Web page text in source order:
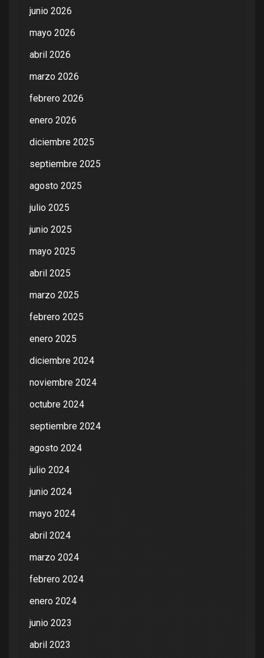
junio 2026
mayo 2026
abril 2026
marzo 2026
febrero 2026
enero 2026
diciembre 2025
septiembre 2025
agosto 2025
julio 2025
junio 2025
mayo 2025
abril 2025
marzo 2025
febrero 2025
enero 2025
diciembre 2024
noviembre 2024
octubre 2024
septiembre 2024
agosto 2024
julio 2024
junio 2024
mayo 2024
abril 2024
marzo 2024
febrero 2024
enero 2024
junio 2023
abril 2023